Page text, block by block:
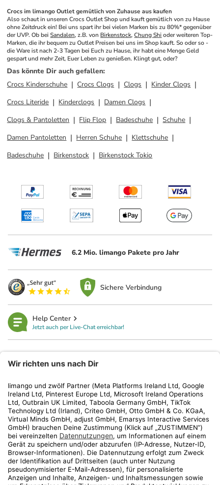
Crocs im limango Outlet gemütlich von Zuhause aus kaufen
Also schaut in unseren Crocs Outlet Shop und kauft gemütlich von zu Hause
ohne Zeitdruck ein! Bei uns spart ihr bei vielen Marken bis zu 80%* gegenüber
der UVP. Ob bei Sandalen, z.B. von Birkenstock, Chung Shi oder weiteren Top-
Marken, die ihr bequem zu Outlet Preisen bei uns im Shop kauft. So oder so -
die Ware ist nach 2-3 Tagen bei Euch zu Hause, ihr habt eine Menge Geld
gespart und mehr Zeit, Euer Leben zu genießen. Klingt gut, oder?
Das könnte Dir auch gefallen:
Crocs Kinderschuhe
Crocs Clogs Clogs
Kinder Clogs
Crocs Literide
Kinderclogs
Damen Clogs
Clogs & Pantoletten
Flip Flop Badeschuhe
Schuhe
Damen Pantoletten
Herren Schuhe
Klettschuhe
Badeschuhe
Birkenstock Birkenstock Tokio
6.2 Mio. limango Pakete pro Jahr
Sichere Verbindung
Help Center
Jetzt auch per Live-Chat erreichbar!
Kundenservice
Shop
Aktionen
Travel